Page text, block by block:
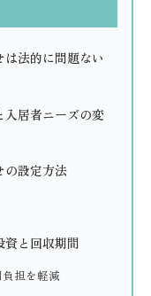
法的に問題ない
居者ニーズの変
の設定方法
資と回収期間
担を軽減